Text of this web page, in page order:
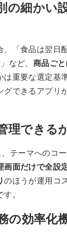
の細かい
、「食品は翌日
など、 商品ご
は重要な選定基
グできるアプリ
理できる
テーマへのコ
画面だけで全設
のほうが運用コ
。
の効率化